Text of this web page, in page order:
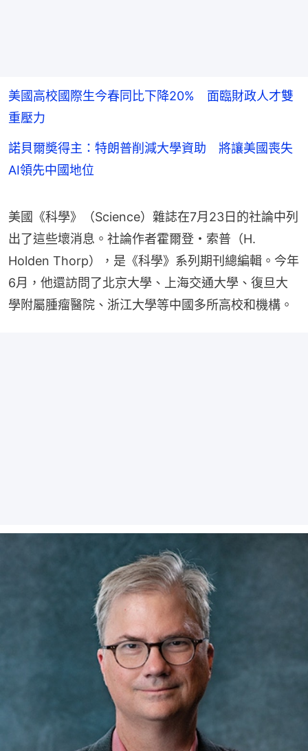
美國高校國際生今春同比下降20% 面臨財政人才雙
重壓力
諾貝爾奬得主：特朗普削減大學資助 將讓美國喪失
AI領先中國地位
美國《科學》（Science）雜誌在7月23日的社論中列
出了這些壞消息。社論作者霍爾登・索普（H.
Holden Thorp），是《科學》系列期刊總編輯。今年
6月，他還訪問了‌北京大學‌、上海交通大學、復旦大
學附屬腫瘤醫院、浙江大學等中國多所高校和機構。